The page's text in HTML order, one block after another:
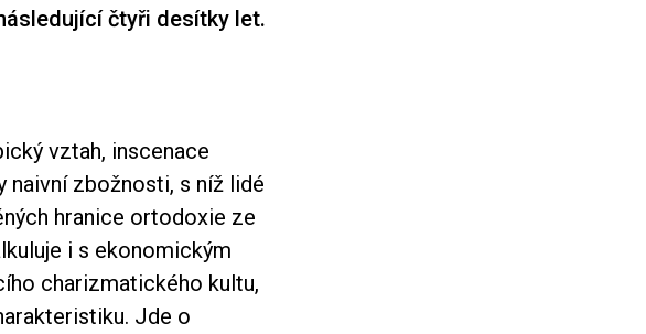
čtyři desítky let.
vztah, inscenace
naivní zbožnosti, s níž lidé
hranice ortodoxie ze
i s ekonomickým
charizmatického kultu,
Jde o